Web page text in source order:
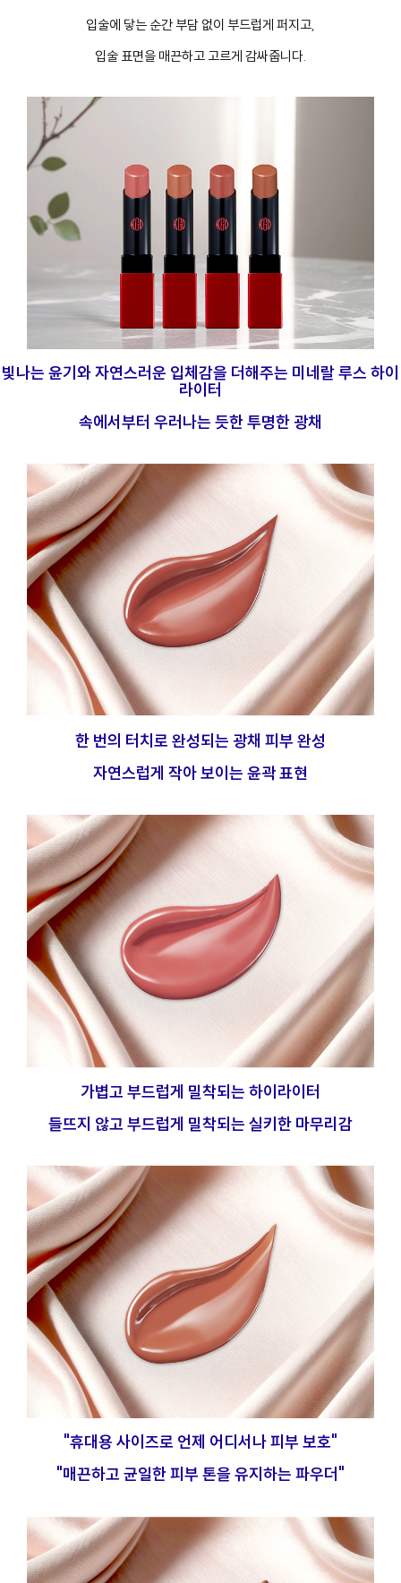
입술에 닿는 순간 부담 없이 부드럽게 퍼지고,
입술 표면을 매끈하고 고르게 감싸줍니다.
빛나는 윤기와 자연스러운 입체감을 더해주는 미네랄 루스 하이
라이터
속에서부터 우러나는 듯한 투명한 광채
한 번의 터치로 완성되는 광채 피부 완성
자연스럽게 작아 보이는 윤곽 표현
가볍고 부드럽게 밀착되는 하이라이터
들뜨지 않고 부드럽게 밀착되는 실키한 마무리감
"휴대용 사이즈로 언제 어디서나 피부 보호"
"매끈하고 균일한 피부 톤을 유지하는 파우더"